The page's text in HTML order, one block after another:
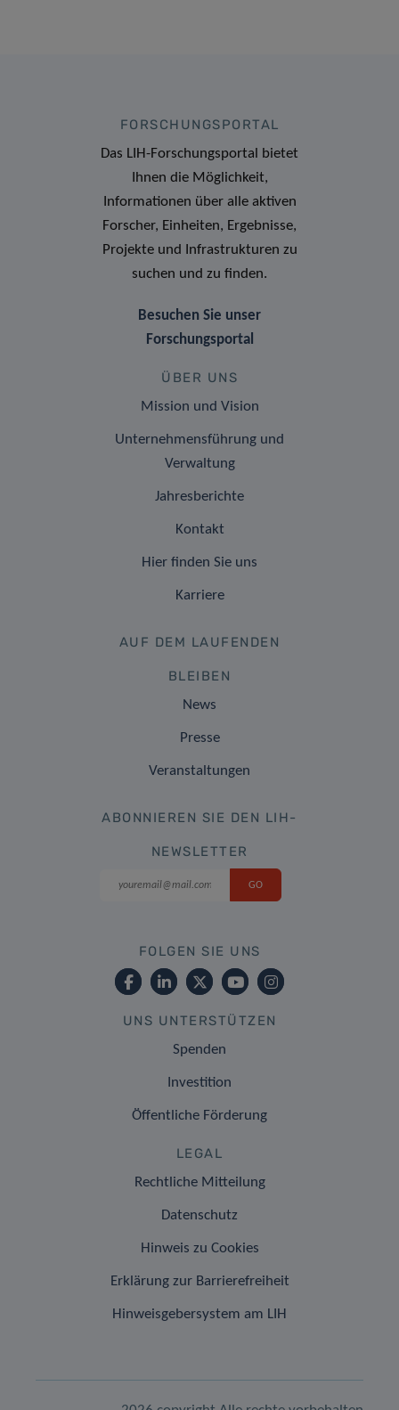
FORSCHUNGSPORTAL
Das LIH-Forschungsportal bietet
Ihnen die Möglichkeit,
Informationen über alle aktiven
Forscher, Einheiten, Ergebnisse,
Projekte und Infrastrukturen zu
suchen und zu finden.
Besuchen Sie unser
Forschungsportal
ÜBER UNS
Mission und Vision
Unternehmensführung und
Verwaltung
Jahresberichte
Kontakt
Hier finden Sie uns
Karriere
AUF DEM LAUFENDEN
BLEIBEN
News
Presse
Veranstaltungen
ABONNIEREN SIE DEN LIH-
NEWSLETTER
FOLGEN SIE UNS
UNS UNTERSTÜTZEN
Spenden
Investition
Öffentliche Förderung
LEGAL
Rechtliche Mitteilung
Datenschutz
Hinweis zu Cookies
Erklärung zur Barrierefreiheit
Hinweisgebersystem am LIH